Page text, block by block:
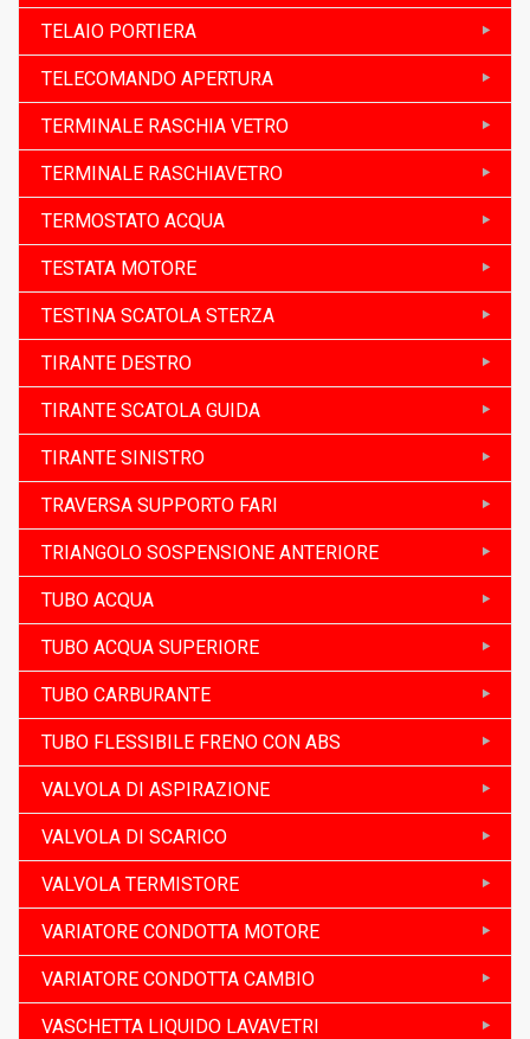
TELAIO PORTIERA
TELECOMANDO APERTURA
TERMINALE RASCHIA VETRO
TERMINALE RASCHIAVETRO
TERMOSTATO ACQUA
TESTATA MOTORE
TESTINA SCATOLA STERZA
TIRANTE DESTRO
TIRANTE SCATOLA GUIDA
TIRANTE SINISTRO
TRAVERSA SUPPORTO FARI
TRIANGOLO SOSPENSIONE ANTERIORE
TUBO ACQUA
TUBO ACQUA SUPERIORE
TUBO CARBURANTE
TUBO FLESSIBILE FRENO CON ABS
VALVOLA DI ASPIRAZIONE
VALVOLA DI SCARICO
VALVOLA TERMISTORE
VARIATORE CONDOTTA MOTORE
VARIATORE CONDOTTA CAMBIO
VASCHETTA LIQUIDO LAVAVETRI